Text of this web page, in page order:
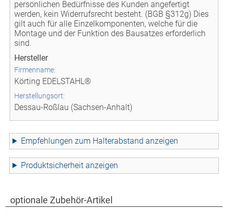
persönlichen Bedürfnisse des Kunden angefertigt
werden, kein Widerrufsrecht besteht. (BGB §312g) Dies
gilt auch für alle Einzelkomponenten, welche für die
Montage und der Funktion des Bausatzes erforderlich
sind.
Hersteller
Firmenname:
Körting EDELSTAHL®
Herstellungsort:
Dessau-Roßlau (Sachsen-Anhalt)
Empfehlungen zum Halterabstand
Produktsicherheit
optionale Zubehör-Artikel